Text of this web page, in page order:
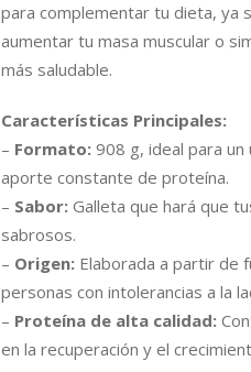
para complementar tu dieta, ya
aumentar tu masa muscular o
más saludable.
Características Principales:
– Formato: 908 g, ideal para
aporte constante de proteína.
– Sabor: Galleta que hará que
sabrosos.
– Origen: Elaborada a partir de
personas con intolerancias a la
– Proteína de alta calidad:
en la recuperación y el